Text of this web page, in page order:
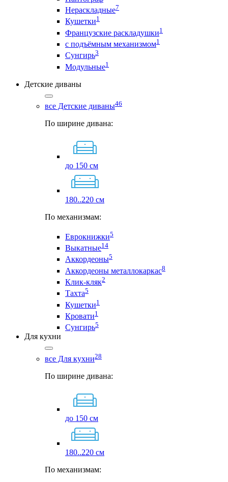
Нераскладные7
Кушетки1
Французские раскладушки1
с подъёмным механизмом1
Сунгирь3
Модульные1
Детские диваны
все Детские диваны46
По ширине дивана:
до 150 см
180..220 см
По механизмам:
Еврокнижки5
Выкатные14
Аккордеоны5
Аккордеоны металлокаркас8
Клик-кляк2
Тахта5
Кушетки1
Кровати1
Сунгирь5
Для кухни
все Для кухни28
По ширине дивана:
до 150 см
180..220 см
По механизмам: